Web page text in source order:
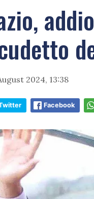
2024, 13:38
Facebook